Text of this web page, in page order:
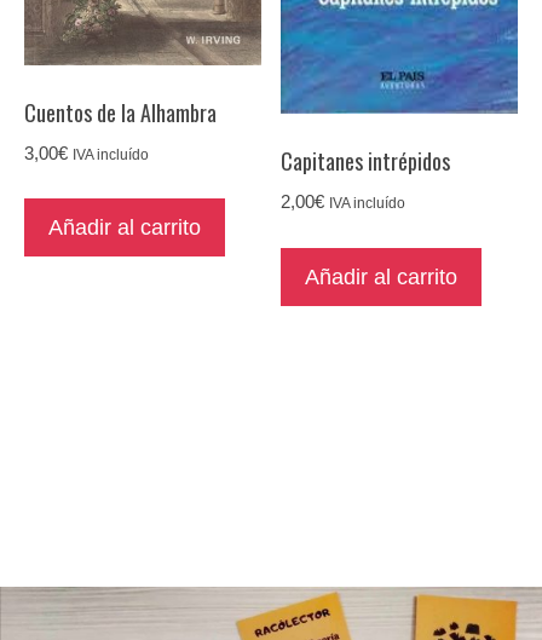
Cuentos de la Alhambra
3,00€ IVA incluído
Añadir al carrito
Capitanes intrépidos
2,00€ IVA incluído
Añadir al carrito